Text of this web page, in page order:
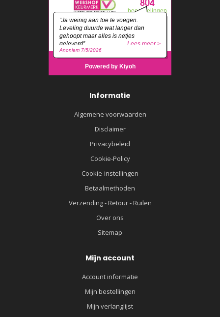
Informatie
Algemene voorwaarden
Disclaimer
Privacybeleid
Cookie-Policy
Cookie-instellingen
Betaalmethoden
Verzending - Retour - Ruilen
Over ons
Sitemap
Mijn account
Account informatie
Mijn bestellingen
Mijn verlanglijst